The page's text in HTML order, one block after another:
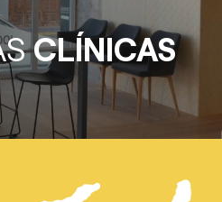
CLÍNICAS